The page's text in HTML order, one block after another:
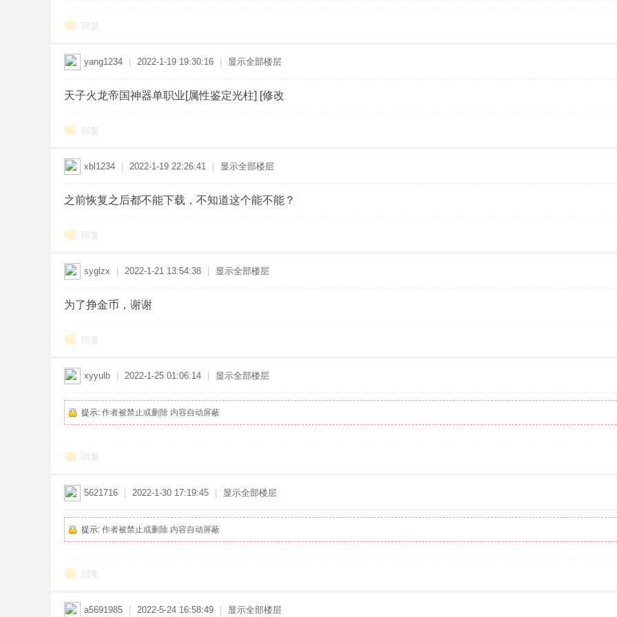
回复
yang1234 2022-1-19 19:30:16 显示全部楼层
天子火龙帝国神器单职业[属性鉴定光柱] [修改
回复
xbl1234 2022-1-19 22:26:41 显示全部楼层
之前恢复之后都不能下载，不知道这个能不能？
回复
syglzx 2022-1-21 13:54:38 显示全部楼层
为了挣金币，谢谢
回复
xyyulb 2022-1-25 01:06:14 显示全部楼层
提示: 作者被禁止或删除 内容自动屏蔽
回复
5621716 2022-1-30 17:19:45 显示全部楼层
提示: 作者被禁止或删除 内容自动屏蔽
回复
a5691985 2022-5-24 16:58:49 显示全部楼层